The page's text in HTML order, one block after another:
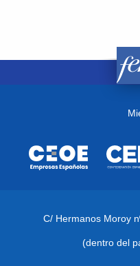
C/ Hermanos Moroy
(dentro del